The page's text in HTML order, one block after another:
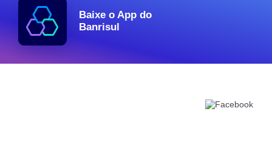
Baixe o App do
Banrisul